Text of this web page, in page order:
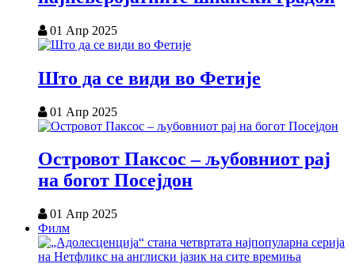
01 Апр 2025
Што да се види во Фетије
01 Апр 2025
Островот Паксос – љубовниот рај
на богот Посејдон
01 Апр 2025
Филм